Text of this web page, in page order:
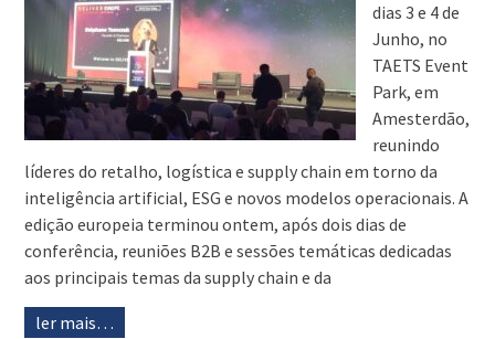
dias 3 e 4 de
Junho, no
TAETS Event
Park, em
Amesterdão,
reunindo
líderes do retalho, logística e supply chain em torno da
inteligência artificial, ESG e novos modelos operacionais. A
edição europeia terminou ontem, após dois dias de
conferência, reuniões B2B e sessões temáticas dedicadas
aos principais temas da supply chain e da
ler mais…